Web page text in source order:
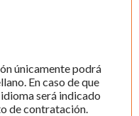
únicamente podrá
En caso de que
será indicado
de contratación.